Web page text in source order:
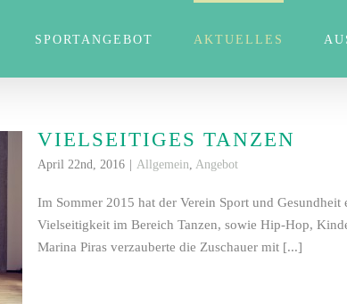
SPORTANGEBOT AKTUELLES
VIELSEITIGES TANZEN
April 22nd, 2016 Allgemein, Angebot
Im Sommer 2015 hat der Verein Sport und
Vielseitigkeit im Bereich Tanzen, sowie Hip-Hop,
Marina Piras verzauberte die Zuschauer mit [...]